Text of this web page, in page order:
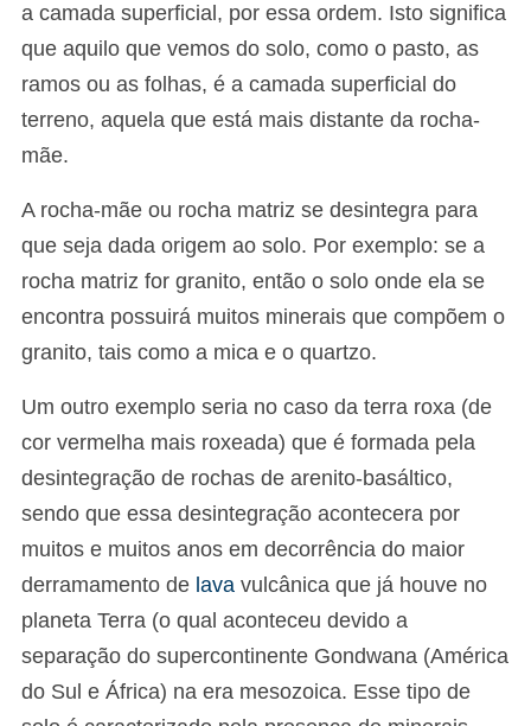
a camada superficial, por essa ordem. Isto significa
que aquilo que vemos do solo, como o pasto, as
ramos ou as folhas, é a camada superficial do
terreno, aquela que está mais distante da rocha-
mãe.
A rocha-mãe ou rocha matriz se desintegra para
que seja dada origem ao solo. Por exemplo: se a
rocha matriz for granito, então o solo onde ela se
encontra possuirá muitos minerais que compõem o
granito, tais como a mica e o quartzo.
Um outro exemplo seria no caso da terra roxa (de
cor vermelha mais roxeada) que é formada pela
desintegração de rochas de arenito-basáltico,
sendo que essa desintegração acontecera por
muitos e muitos anos em decorrência do maior
derramamento de lava vulcânica que já houve no
planeta Terra (o qual aconteceu devido a
separação do supercontinente Gondwana (América
do Sul e África) na era mesozoica. Esse tipo de